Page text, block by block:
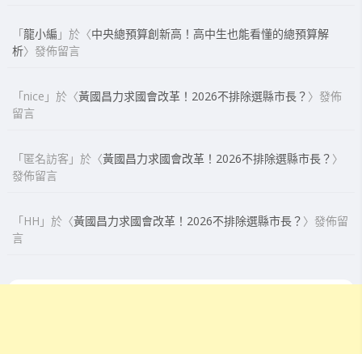
「龍小編 」於〈中央總預算創新高！高中生也能看懂的總預算解
析〉發佈留言
「nice 」於〈黃國昌力求國會改革！2026不排除選縣市長？ 〉發佈
留言
「匿名訪客 」於〈黃國昌力求國會改革！2026不排除選縣市長？ 〉
發佈留言
「HH 」於〈黃國昌力求國會改革！2026不排除選縣市長？ 〉發佈留
言